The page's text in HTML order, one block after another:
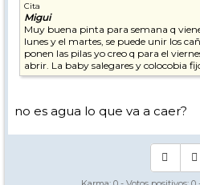
Cita
Migui
Muy buena pinta para semana q
lunes y el martes, se puede unir los
ponen las pilas yo creo q para el
abrir. La baby salegares y colocobia
no es agua lo que va a caer?